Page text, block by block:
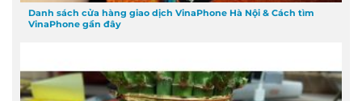
Danh sách cửa hàng giao dịch VinaPhone Hà Nội & Cách tìm
VinaPhone gần đây